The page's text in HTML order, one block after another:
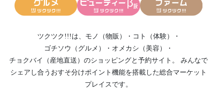
ツクツク!!!は、 モノ（物販） ・ コト（体験）
・
ゴチソウ（グルメ）
・ オメカシ（美容）
・
チョクバイ（産地直送） のショッピングと予約サイト。
みんなで
シェアし合う おすそ分けポイント機能を搭載した総合マーケット
プレイスです。